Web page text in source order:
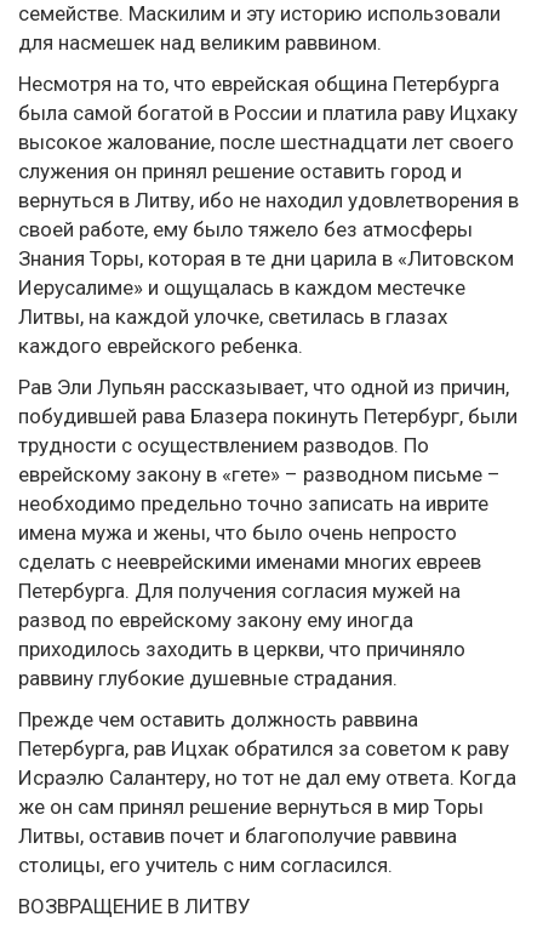
семействе. Маскилим и эту историю использовали
для насмешек над великим раввином.
Несмотря на то, что еврейская община Петербурга
была самой богатой в России и платила раву Ицхаку
высокое жалование, после шестнадцати лет своего
служения он принял решение оставить город и
вернуться в Литву, ибо не находил удовлетворения в
своей работе, ему было тяжело без атмосферы
Знания Торы, которая в те дни царила в «Литовском
Иерусалиме» и ощущалась в каждом местечке
Литвы, на каждой улочке, светилась в глазах
каждого еврейского ребенка.
Рав Эли Лупьян рассказывает, что одной из причин,
побудившей рава Блазера покинуть Петербург, были
трудности с осуществлением разводов. По
еврейскому закону в «гете» – разводном письме –
необходимо предельно точно записать на иврите
имена мужа и жены, что было очень непросто
сделать с нееврейскими именами многих евреев
Петербурга. Для получения согласия мужей на
развод по еврейскому закону ему иногда
приходилось заходить в церкви, что причиняло
раввину глубокие душевные страдания.
Прежде чем оставить должность раввина
Петербурга, рав Ицхак обратился за советом к раву
Исраэлю Салантеру, но тот не дал ему ответа. Когда
же он сам принял решение вернуться в мир Торы
Литвы, оставив почет и благополучие раввина
столицы, его учитель с ним согласился.
ВОЗВРАЩЕНИЕ В ЛИТВУ